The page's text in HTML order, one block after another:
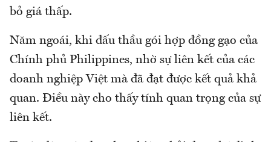
bỏ giá thấp.
Năm ngoái, khi đấu thầu gói hợp đồng gạo của
Chính phủ Philippines, nhờ sự liên kết của các
doanh nghiệp Việt mà đã đạt được kết quả khả
quan. Điều này cho thấy tính quan trọng của sự
liên kết.